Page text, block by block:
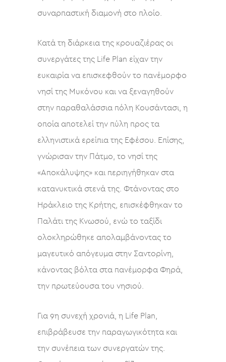
συναρπαστική διαμονή στο πλοίο.
Κατά τη διάρκεια της κρουαζιέρας οι
συνεργάτες της Life Plan είχαν την
ευκαιρία να επισκεφθούν το πανέμορφο
νησί της Μυκόνου και να ξεναγηθούν
στην παραθαλάσσια πόλη Κουσάντασι, η
οποία αποτελεί την πύλη προς τα
ελληνιστικά ερείπια της Εφέσου. Επίσης,
γνώρισαν την Πάτμο, το νησί της
«Αποκάλυψης» και περιηγήθηκαν στα
κατανυκτικά στενά της. Φτάνοντας στο
Ηράκλειο της Κρήτης, επισκέφθηκαν το
Παλάτι της Κνωσού, ενώ το ταξίδι
ολοκληρώθηκε απολαμβάνοντας το
μαγευτικό απόγευμα στην Σαντορίνη,
κάνοντας βόλτα στα πανέμορφα Φηρά,
την πρωτεύουσα του νησιού.
Για 9η συνεχή χρονιά, η Life Plan,
επιβράβευσε την παραγωγικότητα και
την συνέπεια των συνεργατών της.